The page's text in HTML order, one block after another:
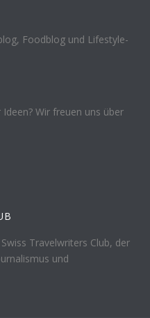
Foodblog und Lifestyle-
Wir freuen uns über
Travelwriters Club, der
und